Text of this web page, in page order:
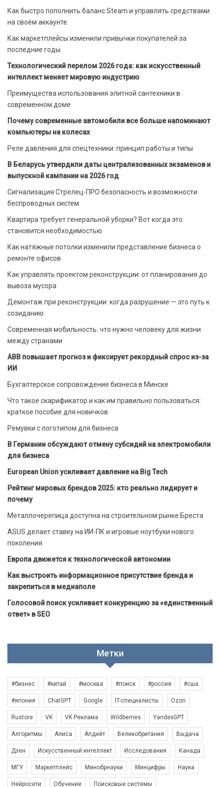
Как быстро пополнить баланс Steam и управлять средствами
на своём аккаунте
Как маркетплейсы изменили привычки покупателей за
последние годы
Технологический перелом 2026 года: как искусственный
интеллект меняет мировую индустрию
Преимущества использования элитной сантехники в
современном доме
Почему современные автомобили все больше напоминают
компьютеры на колесах
Реле давления для спецтехники: принцип работы и типы
В Беларусь утвердили даты централизованных экзаменов и
выпускной кампании на 2026 год
Сигнализация Стрелец-ПРО безопасность и возможности
беспроводных систем
Квартира требует генеральной уборки? Вот когда это
становится необходимостью
Как натяжные потолки изменили представление бизнеса о
ремонте офисов
Как управлять проектом реконструкции: от планирования до
вывоза мусора
Демонтаж при реконструкции: когда разрушение — это путь к
созиданию
Современная мобильность: что нужно человеку для жизни
между странами
ABB повышает прогноз и фиксирует рекордный спрос из-за
ИИ
Бухгалтерское сопровождение бизнеса в Минске
Что такое скарификатор и как им правильно пользоваться:
краткое пособие для новичков
Ремувки с логотипом для бизнеса
В Германии обсуждают отмену субсидий на электромобили
для бизнеса
European Union усиливает давление на Big Tech
Рейтинг мировых брендов 2025: кто реально лидирует и
почему
Металлочерепица доступна на строительном рынке Бреста
ASUS делает ставку на ИИ-ПК и игровые ноутбуки нового
поколения
Европа движется к технологической автономии
Как выстроить информационное присутствие бренда и
закрепиться в медиаполе
Голосовой поиск усиливает конкуренцию за «единственный
ответ» в SEO
Метки
#бизнес #китай #москва #поиск #россия #сша
#япония ChatGPT Google IT-специалисты Ozon
Rustore VK VK Реклама Wildberries YandexGPT
Алгоритмы Алиса Апдейт Великобритания Выдача
Дзен Искусственный интеллект Исследования Канада
МГУ Маркетплейс Минобрнауки Минцифры Наука
Нейросети Обучение Поисковые системы